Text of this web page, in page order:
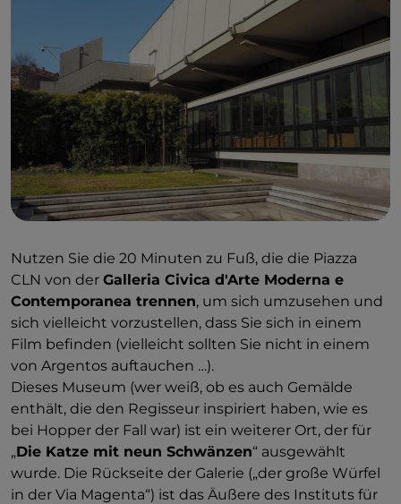
Nazionale, Nationales Befreiungskomitee), nicht weit
von der Piazza Solferino entfernt. Der Regisseur
beschloss, einige Szenen von „
Tiefrot“ auf diesem
Platz zu drehen: Er hält ihn für „so geografisch, fast
wie eine außerirdische Metropole“. In erster Linie ist
es die Residenz von Marc und Helga, den
Protagonisten des Films. Das Haus wird vomPo-
Brunnen dominiert
, der von einem Mann verkörpert
wird, der Weizenähren in der rechten Hand hält (der
andere Brunnen,der Dora, wird von einer Frau
verkörpert, die eine Frucht hält). In dem Film
sich gut an… erinnert es Sie an etwas? Sagt Ihnen
Edward Hopper nichts? Ja, Dario Argento ließ sich
von seinem berühmten Gemälde Nighthawks aus
dem Jahr 1942 inspirieren , um die Form dieses
Lokals zu gestalten. Um dem Maler noch mehr
Tribut zu zollen, sorgte der Regisseur dafür, dass in
der Szene alle Statisten fast regungslos blieben,
genau wie in einem Gemälde (beunruhigend, nicht
wahr?).
Nutzen Sie die 20 Minuten zu Fuß, die die Piazza
CLN von der Galleria Civica d'Arte Moderna e
Contemporanea trennen, um sich umzusehen und
sich vielleicht vorzustellen, dass Sie sich in einem
Film befinden (vielleicht sollten Sie nicht in einem
von Argentos auftauchen …).
Dieses Museum (wer weiß, ob es auch Gemälde
enthält, die den Regisseur inspiriert haben, wie es
bei Hopper der Fall war) ist ein weiterer Ort, der für
„Die Katze mit neun Schwänzen“ ausgewählt
wurde. Die Rückseite der Galerie („der große Würfel
in der Via Magenta“) ist das Äußere des Instituts für